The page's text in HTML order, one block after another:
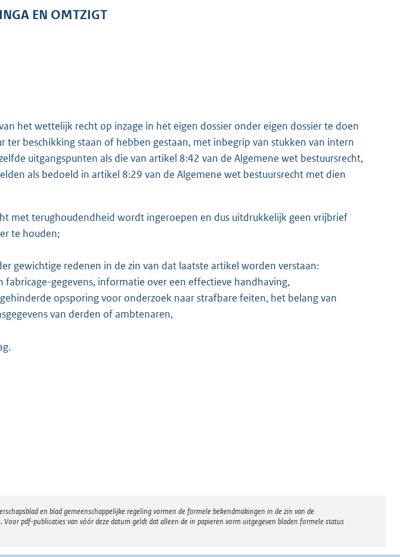
r
K
EN OMTZIGT
het wettelijk recht op inzage in het eigen dossier onder eigen dossier te doen
ter beschikking staan of hebben gestaan, met inbegrip van stukken van intern
uitgangspunten als die van artikel 8:42 van de Algemene wet bestuursrecht,
als bedoeld in artikel 8:29 van de Algemene wet bestuursrecht met dien
met terughoudendheid wordt ingeroepen en dus uitdrukkelijk geen vrijbrief
te houden;
gewichtige redenen in de zin van dat laatste artikel worden verstaan:
gegevens, informatie over een effectieve handhaving,
opsporing voor onderzoek naar strafbare feiten, het belang van
van derden of ambtenaren,
en blad gemeenschappelijke regeling vormen de formele bekendmakingen in de zin van de
pdf-publicaties van vóór deze datum geldt dat alleen de in papieren vorm uitgegeven bladen formele status